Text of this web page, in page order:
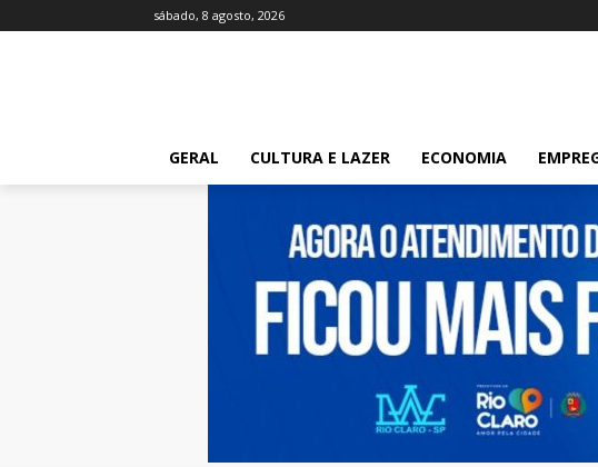
sábado, 8 agosto, 2026
GERAL CULTURA E LAZER ECONOMIA